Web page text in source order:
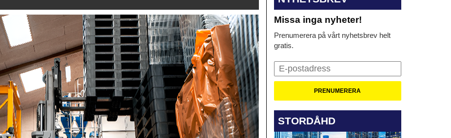
Missa inga nyheter!
Prenumerera på vårt nyhetsbrev helt
gratis.
STORDÅHD